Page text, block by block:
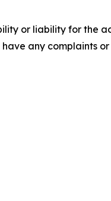
or liability for the
any complaints